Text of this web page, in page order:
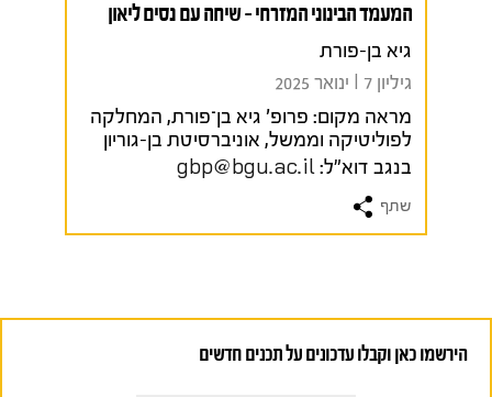
המעמד הבינוני המזרחי – שיחה עם נסים ליאון
גיא בן-פורת
גיליון 7 I ינואר 2025
מראה מקום: פרופ' גיא בן־פורת, המחלקה
לפוליטיקה וממשל, אוניברסיטת בן-גוריון
בנגב דוא"ל:gbp@bgu.ac.il
שתף
הירשמו כאן וקבלו עדכונים על תכנים חדשים